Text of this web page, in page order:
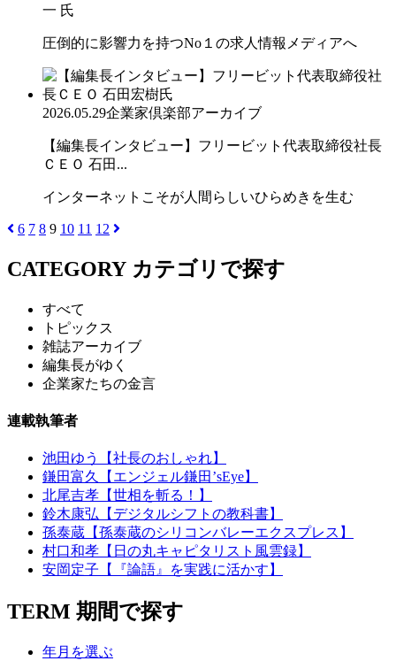
一 氏
圧倒的に影響力を持つNo１の求人情報メディアへ
2026.05.29企業家倶楽部アーカイブ
【編集長インタビュー】フリービット代表取締役社長
ＣＥＯ 石田...
インターネットこそが人間らしいひらめきを生む
6 7 8 9 10 11 12
CATEGORY カテゴリで探す
すべて
トピックス
雑誌アーカイブ
編集長がゆく
企業家たちの金言
連載執筆者
池田ゆう【社長のおしゃれ】
鎌田富久【エンジェル鎌田’sEye】
北尾吉孝【世相を斬る！】
鈴木康弘【デジタルシフトの教科書】
孫泰蔵【孫泰蔵のシリコンバレーエクスプレス】
村口和孝【日の丸キャピタリスト風雲録】
安岡定子【『論語』を実践に活かす】
TERM 期間で探す
年月を選ぶ